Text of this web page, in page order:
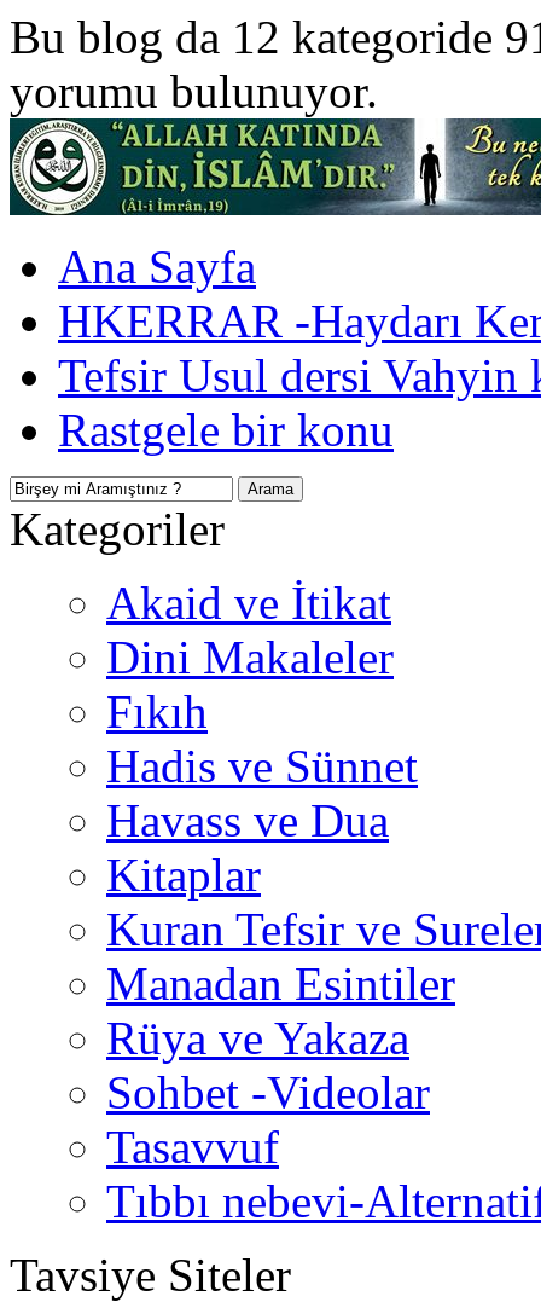
Bu blog da 12 kategoride
yorumu bulunuyor.
Ana Sayfa
HKERRAR -Haydarı
Tefsir Usul dersi Vahyin
Rastgele bir konu
Kategoriler
Akaid ve İtikat
Dini Makaleler
Fıkıh
Hadis ve Sünnet
Havass ve Dua
Kitaplar
Kuran Tefsir ve
Manadan Esintiler
Rüya ve Yakaza
Sohbet -Videolar
Tasavvuf
Tıbbı nebevi-
Tavsiye Siteler